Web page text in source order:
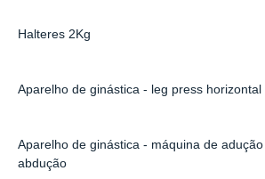
Halteres 2Kg
Aparelho de ginástica - leg press horizontal
Aparelho de ginástica - máquina de
abdução